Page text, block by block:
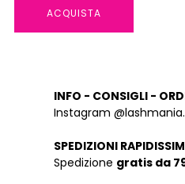
ACQUISTA
INFO - CONSIGLI -
Instagram
SPEDIZIONI
Spedizione gratis da